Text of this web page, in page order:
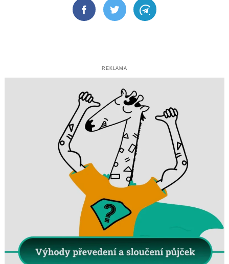
FacebookTwitter Telegram
REKLAMA